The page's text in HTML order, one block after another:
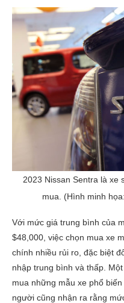
2023 Nissan Sentra là xe
mua. (Hình minh
Với mức giá trung bình của
$48,000, việc chọn mua xe
chính nhiều rủi ro, đặc biệt
nhập trung bình và thấp.
mua những mẫu xe phổ
người cũng nhận ra rằng